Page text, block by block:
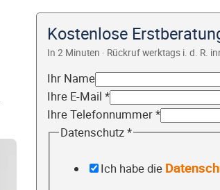
Kostenlose
In 2 Minuten · Rückruf werktags i. d. R.
Ihr Name
Ihre E-Mail *
Ihre Telefonnummer*
Datenschutz*
Ich habe die